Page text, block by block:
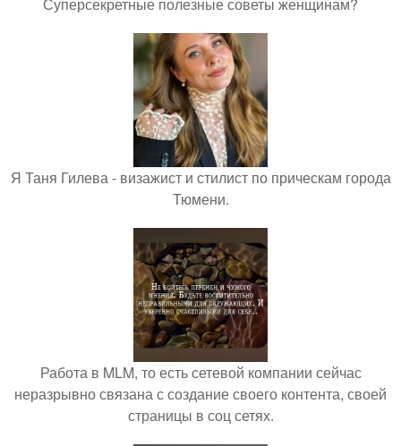
Я Таня Гилева - визажист и стилист по прическам города
Тюмени.
Работа в MLM, то есть сетевой компании сейчас
неразрывно связана с создание своего контента, своей
страницы в соц сетях.